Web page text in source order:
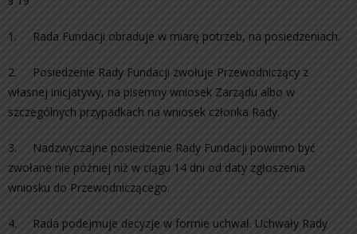
1. Rada Fundacji obraduje w miarę potrzeb, na posiedzeniach.
2. Posiedzenie Rady Fundacji zwołuje Przewodniczący z
własnej inicjatywy, na pisemny wniosek Zarządu albo w
szczególnych przypadkach na wniosek członka Rady.
3. Nadzwyczajne posiedzenie Rady Fundacji powinno być
zwołane nie później niż w ciągu 14 dni od daty zgłoszenia
wniosku do Przewodniczącego.
4. Rada podejmuje decyzje w formie uchwał. Uchwały Rady